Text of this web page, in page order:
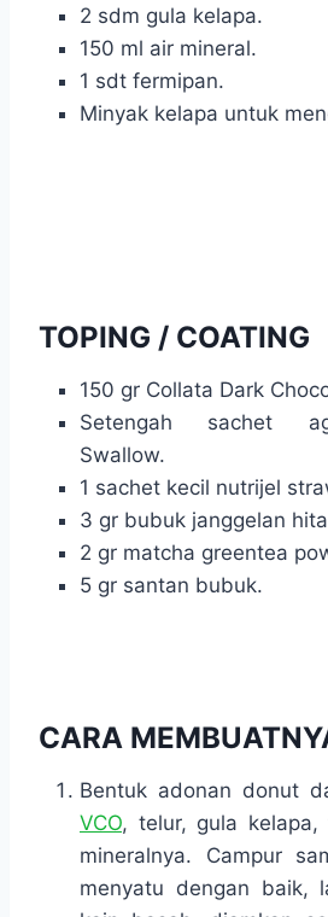
2 sdm gula kelapa.
150 ml air mineral.
1 sdt fermipan.
Minyak kelapa untuk
TOPING / COATING
150 gr Collata Dark
Setengah sachet
Swallow.
1 sachet kecil nutrijel
3 gr bubuk janggelan
2 gr matcha greentea
5 gr santan bubuk.
CARA
Bentuk adonan donut
VCO, telur, gula
mineralnya. Campur
menyatu dengan baik,